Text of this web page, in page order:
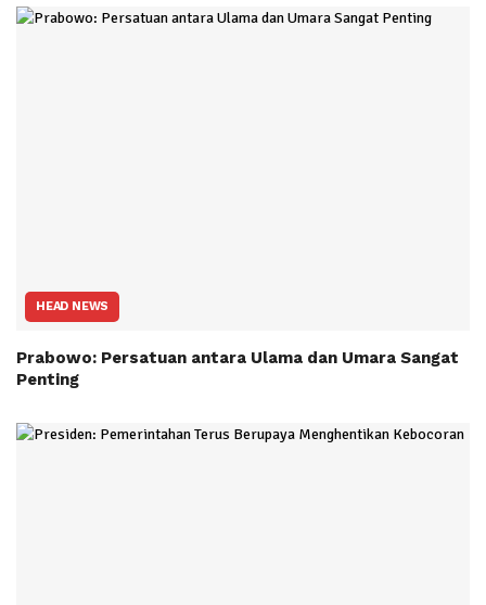
HEAD NEWS
Prabowo: Persatuan antara Ulama dan Umara Sangat
Penting